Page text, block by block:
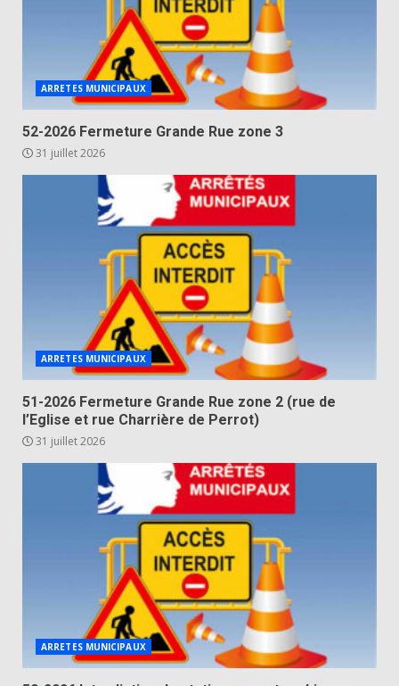
ARRETES MUNICIPAUX
52-2026 Fermeture Grande Rue zone 3
31 juillet 2026
ARRETES MUNICIPAUX
51-2026 Fermeture Grande Rue zone 2 (rue de
l’Eglise et rue Charrière de Perrot)
31 juillet 2026
ARRETES MUNICIPAUX